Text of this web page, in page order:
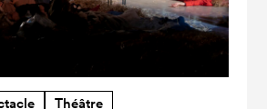
Théâtre